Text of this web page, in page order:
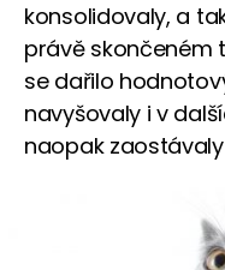
konsolidovaly, a
právě skončeném
se dařilo
navyšovaly i v
naopak